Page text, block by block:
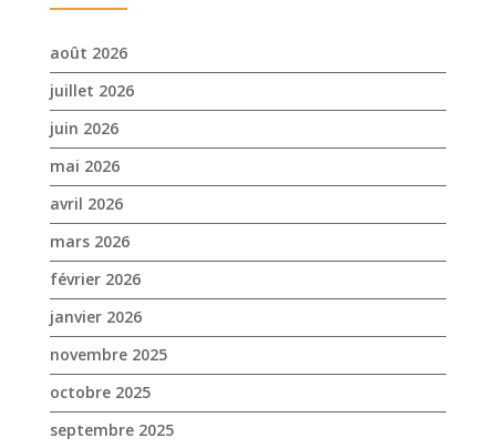
août 2026
juillet 2026
juin 2026
mai 2026
avril 2026
mars 2026
février 2026
janvier 2026
novembre 2025
octobre 2025
septembre 2025